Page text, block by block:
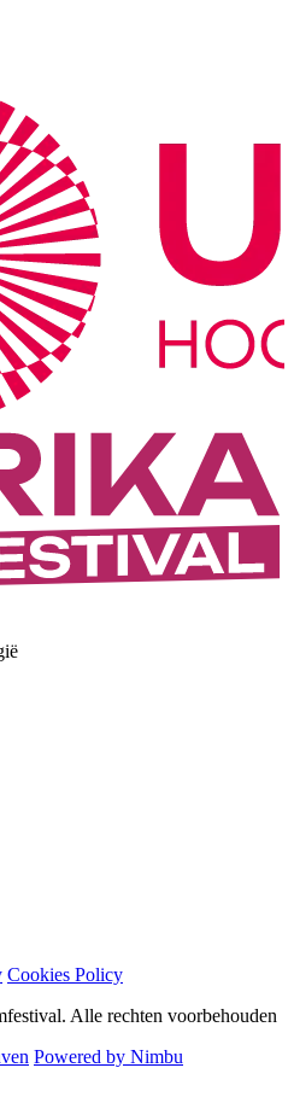
Cookies Policy
Alle rechten voorbehouden
Powered by Nimbu